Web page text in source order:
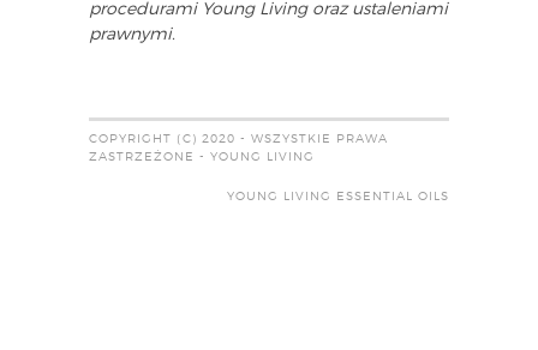
procedurami Young Living oraz ustaleniami
prawnymi.
COPYRIGHT (C) 2020 - WSZYSTKIE PRAWA
ZASTRZEŻONE - YOUNG LIVING
YOUNG LIVING ESSENTIAL OILS